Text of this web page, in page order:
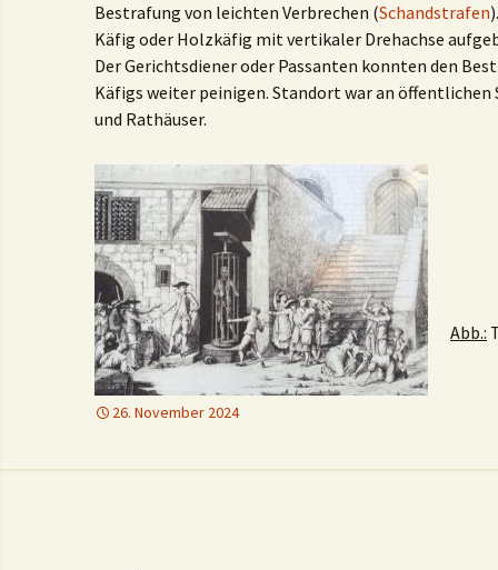
Bestrafung von leichten Verbrechen (Schandstrafen
Käfig oder Holzkäfig mit vertikaler Drehachse
Der Gerichtsdiener oder Passanten konnten den
Käfigs weiter peinigen. Standort war an
und Rathäuser.
Abb.:
26. November 2024